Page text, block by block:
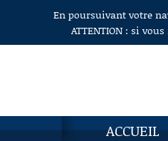
Aller au contenuEn poursuivant votre
ATTENTION : si
ACCUEIL